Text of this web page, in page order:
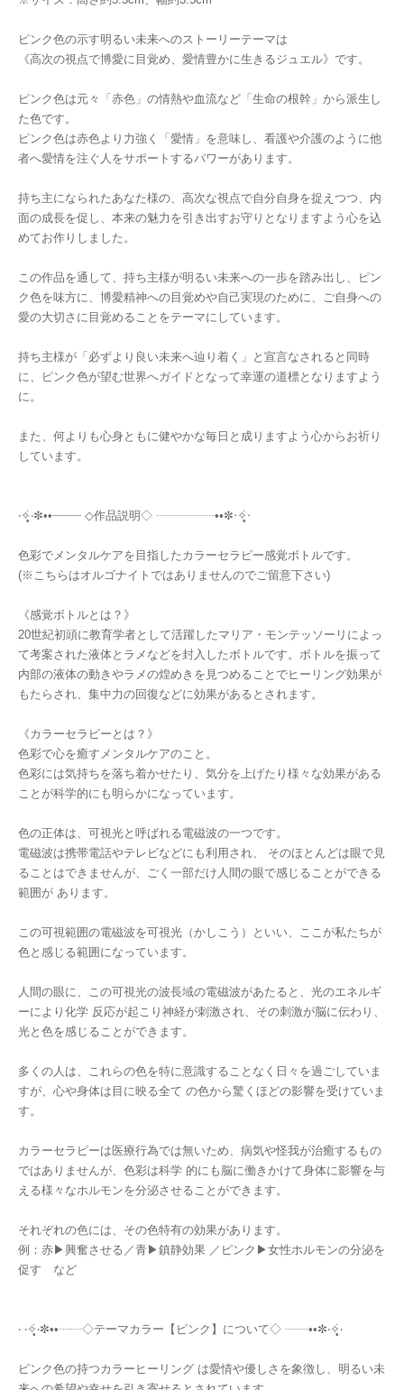
ピンク色の示す明るい未来へのストーリーテーマは
《高次の視点で博愛に目覚め、愛情豊かに生きるジュエル》です。
ピンク色は元々「赤色」の情熱や血流など「生命の根幹」から派生し
た色です。
ピンク色は赤色より力強く「愛情」を意味し、看護や介護のように他
者へ愛情を注ぐ人をサポートするパワーがあります。
持ち主になられたあなた様の、高次な視点で自分自身を捉えつつ、内
面の成長を促し、本来の魅力を引き出すお守りとなりますよう心を込
めてお作りしました。
この作品を通して、持ち主様が明るい未来への一歩を踏み出し、ピン
ク色を味方に、博愛精神への目覚めや自己実現のために、ご自身への
愛の大切さに目覚めることをテーマにしています。
持ち主様が「必ずより良い未来へ辿り着く」と宣言なされると同時
に、ピンク色が望む世界へガイドとなって幸運の道標となりますよう
に。
また、何よりも心身ともに健やかな毎日と成りますよう心からお祈り
しています。
‧✧̣̥̇‧✼••┈┈┈┈ ◇作品説明◇ ┈┈┈┈┈••✼‧✧̣̥̇‧
色彩でメンタルケアを目指したカラーセラピー感覚ボトルです。
(※こちらはオルゴナイトではありませんのでご留意下さい)
《感覚ボトルとは？》
20世紀初頭に教育学者として活躍したマリア・モンテッソーリによっ
て考案された液体とラメなどを封入したボトルです。ボトルを振って
内部の液体の動きやラメの煌めきを見つめることでヒーリング効果が
もたらされ、集中力の回復などに効果があるとされます。
《カラーセラピーとは？》
色彩で心を癒すメンタルケアのこと。
色彩には気持ちを落ち着かせたり、気分を上げたり様々な効果がある
ことが科学的にも明らかになっています。
色の正体は、可視光と呼ばれる電磁波の一つです。
電磁波は携帯電話やテレビなどにも利用され、 そのほとんどは眼で見
ることはできませんが、ごく一部だけ人間の眼で感じることができる
範囲が あります。
この可視範囲の電磁波を可視光（かしこう）といい、ここが私たちが
色と感じる範囲になっています。
人間の眼に、この可視光の波長域の電磁波があたると、光のエネルギ
ーにより化学 反応が起こり神経が刺激され、その刺激が脳に伝わり、
光と色を感じることができます。
多くの人は、これらの色を特に意識することなく日々を過ごしていま
すが、心や身体は目に映る全て の色から驚くほどの影響を受けていま
す。
カラーセラピーは医療行為では無いため、病気や怪我が治癒するもの
ではありませんが、色彩は科学 的にも脳に働きかけて身体に影響を与
える様々なホルモンを分泌させることができます。
それぞれの色には、その色特有の効果があります。
例：赤▶︎興奮させる／青▶︎鎮静効果 ／ピンク▶︎女性ホルモンの分泌を
促す など
‧ ‧✧̣̥̇‧✼••┈┈◇テーマカラー【ピンク】について◇ ┈┈••✼‧✧̣̥̇‧
ピンク色の持つカラーヒーリング は愛情や優しさを象徴し、明るい未